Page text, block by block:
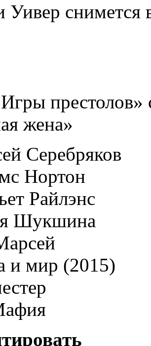
Уивер снимется
жена»
Серебряков
Нортон
Райлэнс
Шукшина
и мир (2015)